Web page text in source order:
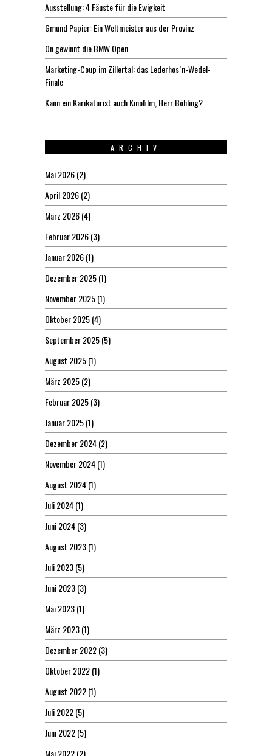
Ausstellung: 4 Fäuste für die Ewigkeit
Gmund Papier: Ein Weltmeister aus der Provinz
On gewinnt die BMW Open
Marketing-Coup im Zillertal: das Lederhos´n-Wedel-
Finale
Kann ein Karikaturist auch Kinofilm, Herr Böhling?
ARCHIV
Mai 2026(2)
April 2026(2)
März 2026(4)
Februar 2026(3)
Januar 2026(1)
Dezember 2025(1)
November 2025(1)
Oktober 2025(4)
September 2025(5)
August 2025(1)
März 2025(2)
Februar 2025(3)
Januar 2025(1)
Dezember 2024(2)
November 2024(1)
August 2024(1)
Juli 2024(1)
Juni 2024(3)
August 2023(1)
Juli 2023(5)
Juni 2023(3)
Mai 2023(1)
März 2023(1)
Dezember 2022(3)
Oktober 2022(1)
August 2022(1)
Juli 2022(5)
Juni 2022(5)
Mai 2022(2)